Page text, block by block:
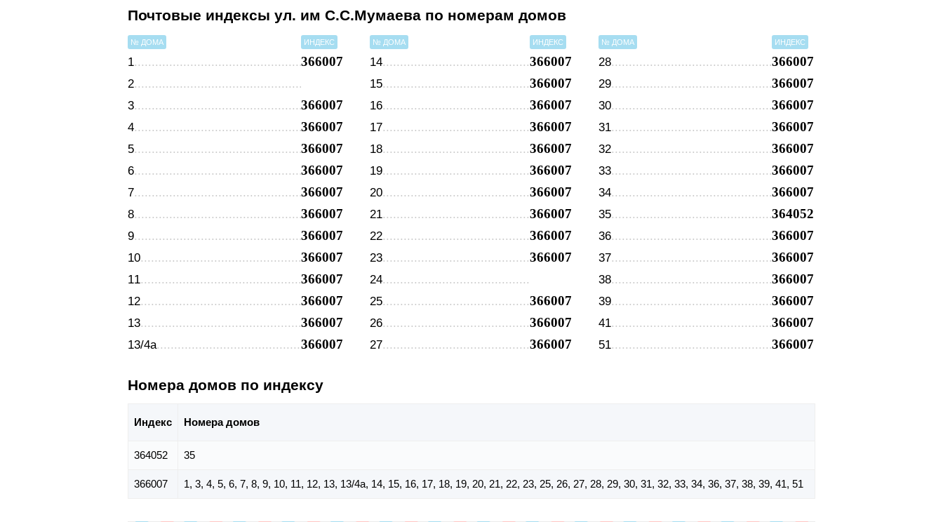
Почтовые индексы ул. им С.С.Мумаева по номерам домов
№ ДОМА ИНДЕКС
1 366007
2
3
366007
4 366007
5 366007
6 366007
7 366007
8 366007
9 366007
10 366007
11 366007
12 366007
13 366007
13/4а 366007
№ ДОМА ИНДЕКС
14 366007
15 366007
16 366007
17 366007
18 366007
19 366007
20 366007
21 366007
22 366007
23 366007
24
25
366007
26 366007
27 366007
№ ДОМА ИНДЕКС
28 366007
29 366007
30 366007
31 366007
32 366007
33 366007
34 366007
35 364052
36 366007
37 366007
38 366007
39 366007
41 366007
51 366007
Номера домов по индексу
Индекс Номера домов
364052 35
366007 1, 3, 4, 5, 6, 7, 8, 9, 10, 11, 12, 13, 13/4а, 14, 15, 16, 17, 18, 19, 20, 21, 22, 23, 25, 26, 27, 28, 29, 30, 31, 32, 33, 34, 36, 37, 38, 39, 41, 51